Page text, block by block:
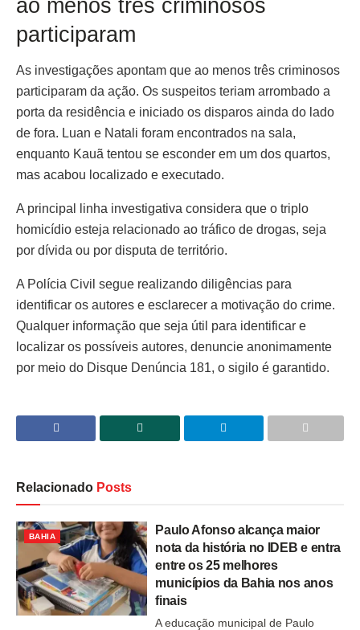
ao menos três criminosos
participaram
As investigações apontam que ao menos três criminosos
participaram da ação. Os suspeitos teriam arrombado a
porta da residência e iniciado os disparos ainda do lado
de fora. Luan e Natali foram encontrados na sala,
enquanto Kauã tentou se esconder em um dos quartos,
mas acabou localizado e executado.
A principal linha investigativa considera que o triplo
homicídio esteja relacionado ao tráfico de drogas, seja
por dívida ou por disputa de território.
A Polícia Civil segue realizando diligências para
identificar os autores e esclarecer a motivação do crime.
Qualquer informação que seja útil para identificar e
localizar os possíveis autores, denuncie anonimamente
por meio do Disque Denúncia 181, o sigilo é garantido.
Relacionado Posts
BAHIA
Paulo Afonso alcança maior
nota da história no IDEB e entra
entre os 25 melhores
municípios da Bahia nos anos
finais
A educação municipal de Paulo